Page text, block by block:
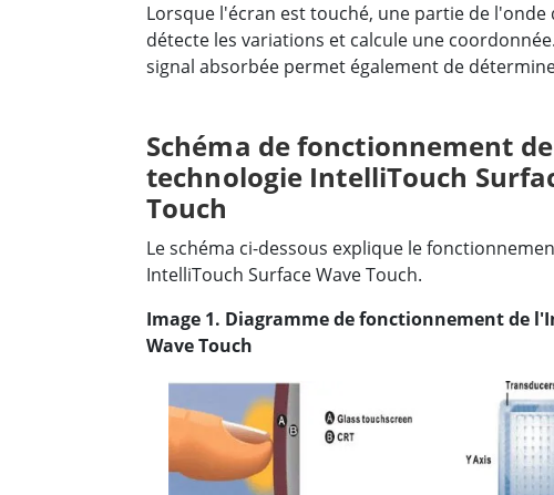
Lorsque l'écran est touché, une partie de
détecte les variations et calcule une
signal absorbée permet également de
Schéma de fonctionnement
technologie IntelliTouch
Touch
Le schéma ci-dessous explique le
IntelliTouch Surface Wave Touch.
Image 1. Diagramme de fonctionnement de
Wave Touch